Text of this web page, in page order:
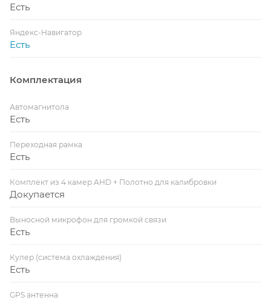
Есть
Яндекс-Навигатор
Есть
Комплектация
Автомагнитола
Есть
Переходная рамка
Есть
Комплект из 4 камер AHD + Полотно для калибровки
Докупается
Выносной микрофон для громкой связи
Есть
Кулер (система охлаждения)
Есть
GPS антенна